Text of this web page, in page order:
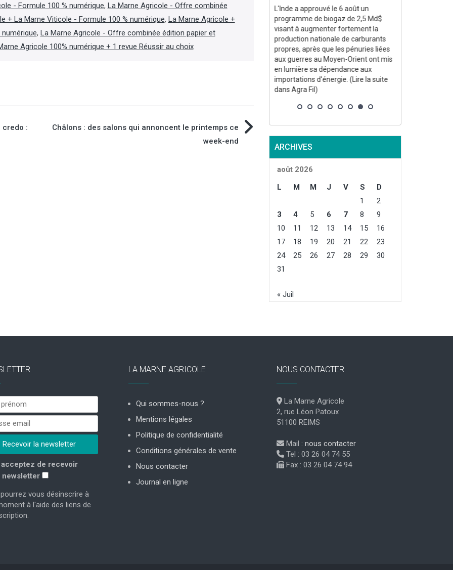
- Formule 100 % numérique, La Marne Agricole - Offre combinée
+ La Marne Viticole - Formule 100 % numérique, La Marne Agricole +
, La Marne Agricole - Offre combinée édition papier et
Agricole 100% numérique + 1 revue Réussir au choix
credo :
Châlons : des salons qui annoncent le printemps ce
week-end
En vertu d’un décret paru au Journal
officiel le 31 juillet, les inspecteurs de
disposer d’une caméra piéton afin de
La maison de champagne Maison
Pommery, fortement endettée, a
annoncé le 5 août que les
négociations exclusives avec le
fabricant allemand de vin mousseux
L'Inde a approuvé le 6 août un
programme de biogaz de 2,5 Md$
visant à augmenter fortement la
production nationale de carburants
propres, après que les pénuries liées
aux guerres au Moyen-Orient ont mis
en lumière sa dépendance aux
importations d'énergie. (Lire la suite
dans Agra Fil)
ARCHIVES
août 2026
L
M M J V S
D
1
2
3
4 5 6 7 8
9
10
11 12 13 14 15
16
17
18 19 20 21 22
23
24
25 26 27 28 29
30
31
« Juil
de recevoir
newsletter
vous désinscrire à
à l'aide des liens de
LA MARNE AGRICOLE
Qui sommes-nous ?
Mentions légales
Politique de confidentialité
Conditions générales de vente
Nous contacter
Journal en ligne
NOUS CONTACTER
La Marne Agricole
2, rue Léon Patoux
51100 REIMS
Mail : nous contacter
Tel : 03 26 04 74 55
Fax : 03 26 04 74 94